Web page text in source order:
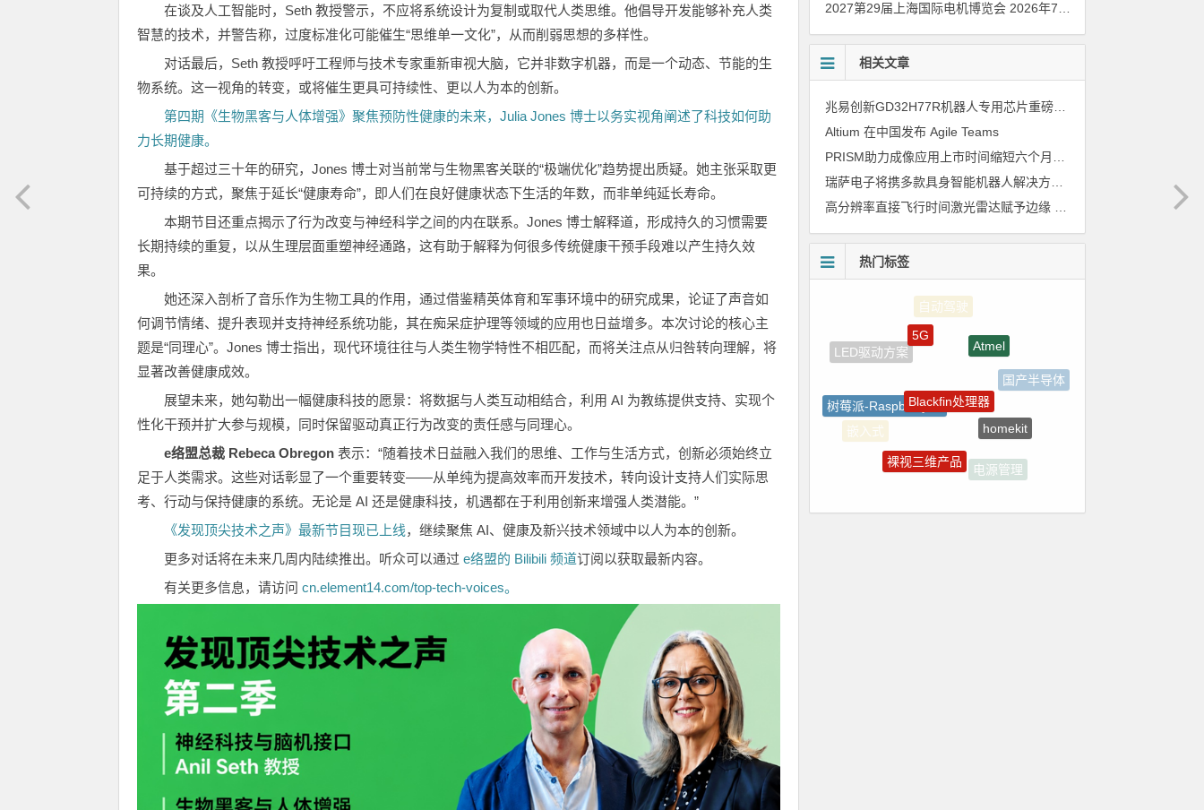
在谈及人工智能时，Seth 教授警示，不应将系统设计为复制或取代人类思维。他倡导开发能够补充人类
智慧的技术，并警告称，过度标准化可能催生“思维单一文化”，从而削弱思想的多样性。
对话最后，Seth 教授呼吁工程师与技术专家重新审视大脑，它并非数字机器，而是一个动态、节能的生
物系统。这一视角的转变，或将催生更具可持续性、更以人为本的创新。
第四期《生物黑客与人体增强》聚焦预防性健康的未来，Julia Jones 博士以务实视角阐述了科技如何助
力长期健康。
基于超过三十年的研究，Jones 博士对当前常与生物黑客关联的“极端优化”趋势提出质疑。她主张采取更
可持续的方式，聚焦于延长“健康寿命”，即人们在良好健康状态下生活的年数，而非单纯延长寿命。
本期节目还重点揭示了行为改变与神经科学之间的内在联系。Jones 博士解释道，形成持久的习惯需要
长期持续的重复，以从生理层面重塑神经通路，这有助于解释为何很多传统健康干预手段难以产生持久效
果。
她还深入剖析了音乐作为生物工具的作用，通过借鉴精英体育和军事环境中的研究成果，论证了声音如
何调节情绪、提升表现并支持神经系统功能，其在痴呆症护理等领域的应用也日益增多。本次讨论的核心主
题是“同理心”。Jones 博士指出，现代环境往往与人类生物学特性不相匹配，而将关注点从归咎转向理解，将
显著改善健康成效。
展望未来，她勾勒出一幅健康科技的愿景：将数据与人类互动相结合，利用 AI 为教练提供支持、实现个
性化干预并扩大参与规模，同时保留驱动真正行为改变的责任感与同理心。
e络盟总裁 Rebeca Obregon 表示：“随着技术日益融入我们的思维、工作与生活方式，创新必须始终立
足于人类需求。这些对话彰显了一个重要转变——从单纯为提高效率而开发技术，转向设计支持人们实际思
考、行动与保持健康的系统。无论是 AI 还是健康科技，机遇都在于利用创新来增强人类潜能。”
《发现顶尖技术之声》最新节目现已上线，继续聚焦 AI、健康及新兴技术领域中以人为本的创新。
更多对话将在未来几周内陆续推出。听众可以通过 e络盟的 Bilibili 频道订阅以获取最新内容。
有关更多信息，请访问 cn.element14.com/top-tech-voices。
2027第29届上海国际电机博览会 2026年7月30日
相关文章
兆易创新GD32H77R机器人专用芯片重磅亮相，精准赋能伺服驱动与关节控制
Altium 在中国发布 Agile Teams
热门标签
5G
国产半导体
嵌入式
homekit
电源管理